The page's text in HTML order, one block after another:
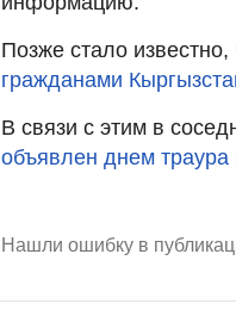
Позже стало
гражданами
В связи с этим в
объявлен днем траура
Нашли ошибку в